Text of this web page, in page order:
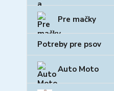
Pre mačky
Potreby pre psov
Auto Moto